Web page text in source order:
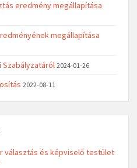
eredmény megállapítása
megállapítása
Szabályzatáról 2024-01-26
2022-08-11
választás és képviselő testület